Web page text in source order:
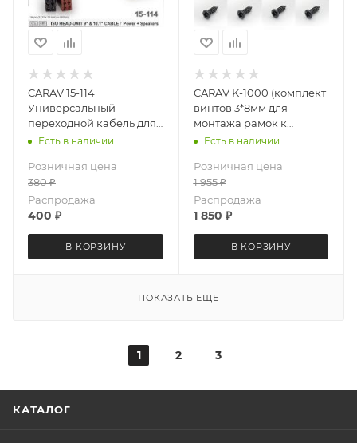
CARAV 15-114
Универсальный
переходной кабель для
подключения Android
pin(22x10mm) (f) ->
ISO(m) / длина 15 cm
Есть в наличии
Розничная цена
380₽
Распродажа
400 ₽
В КОРЗИНУ
CARAV K-1000 (комплект
винтов 3*8мм для
монтажа рамок к
базовым магнитолам
Есть в наличии
Розничная цена
1 955₽
Распродажа
1 850 ₽
В КОРЗИНУ
ПОКАЗАТЬ ЕЩЕ
1 2 3
КАТАЛОГ